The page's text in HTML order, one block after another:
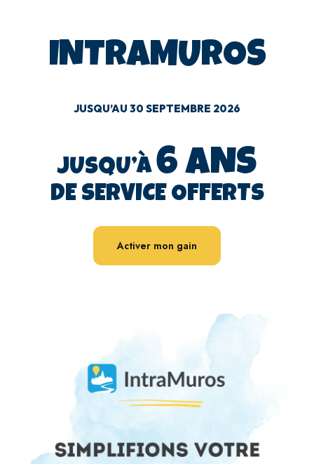
INTRAMUROS
JUSQU’AU 30 SEPTEMBRE 2026
JUSQU’À6 ANS
DE SERVICE OFFERTS
Activer mon gain